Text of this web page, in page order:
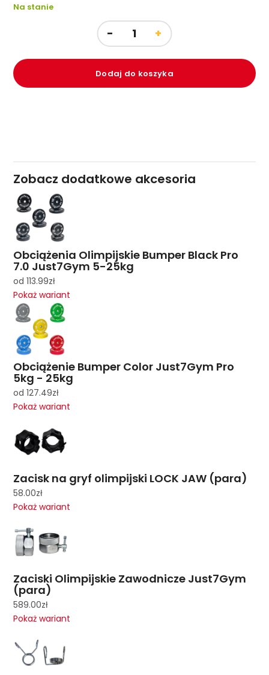
Na stanie
Dodaj do koszyka
Zobacz dodatkowe akcesoria
Obciążenia Olimpijskie Bumper Black Pro
7.0 Just7Gym 5-25kg
od113.99zł
Pokaż wariant
Obciążenie Bumper Color Just7Gym Pro
5kg - 25kg
od127.49zł
Pokaż wariant
Zacisk na gryf olimpijski LOCK JAW (para)
58.00zł
Pokaż wariant
Zaciski Olimpijskie Zawodnicze Just7Gym
(para)
589.00zł
Pokaż wariant